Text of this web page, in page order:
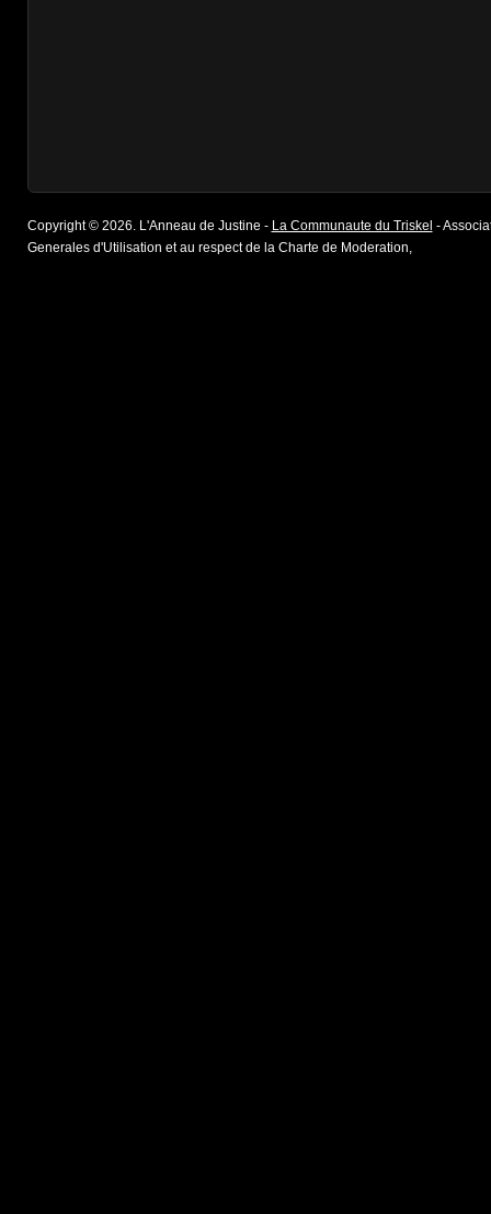
Copyright © 2026. L'Anneau de Justine - La Communaute du Triskel -
Generales d'Utilisation et au respect de la Charte de Moderation,